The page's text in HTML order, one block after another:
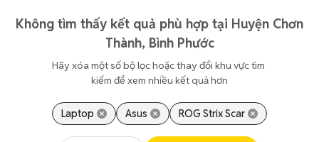
Không tìm thấy kết quả phù hợp tại Huyện Chơn
Thành, Bình Phước
Hãy xóa một số bộ lọc hoặc thay đổi khu vực tìm
kiếm để xem nhiều kết quả hơn
Laptop Asus ROG Strix Scar